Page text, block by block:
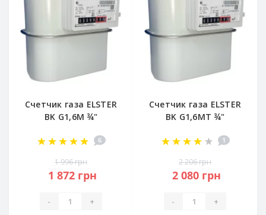
Счетчик газа ELSTER
BK G1,6M ¾"
6
1 996 грн
1 872 грн
- +
Счетчик газа ELSTER
BK G1,6MT ¾"
1
2 206 грн
2 080 грн
- +